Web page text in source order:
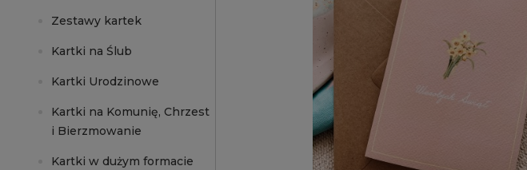
Zestawy kartek
Kartki na Ślub
Kartki Urodzinowe
Kartki na Komunię, Chrzest
i Bierzmowanie
Kartki w dużym formacie